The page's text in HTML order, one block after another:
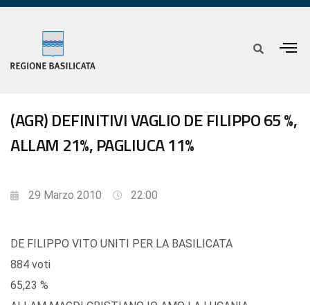
(AGR) DEFINITIVI VAGLIO DE FILIPPO 65 %,
ALLAM 21%, PAGLIUCA 11%
29 Marzo 2010 22:00
DE FILIPPO VITO UNITI PER LA BASILICATA
884 voti
65,23 %